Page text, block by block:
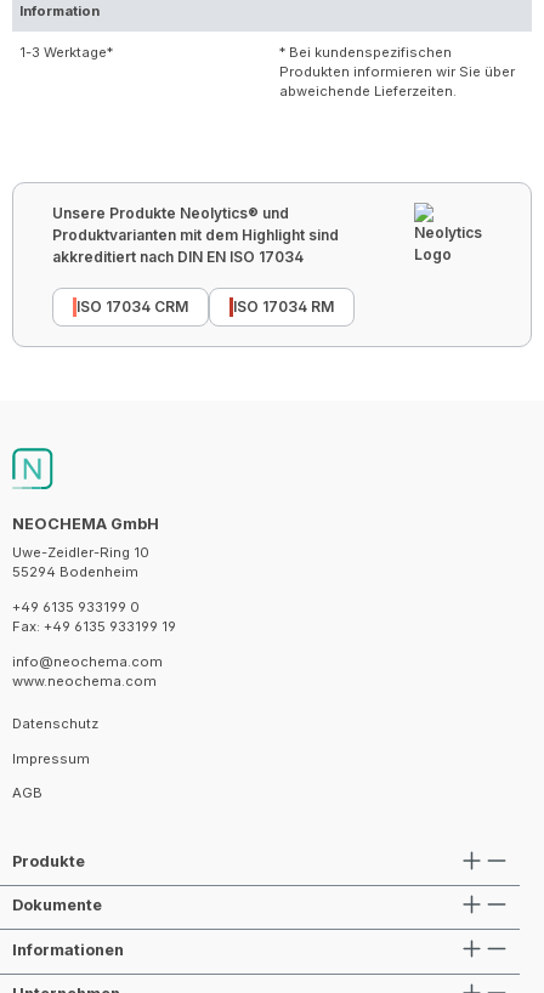
Information
1-3 Werktage*
* Bei kundenspezifischen
Produkten informieren wir Sie über
abweichende Lieferzeiten.
Unsere Produkte Neolytics® und
Produktvarianten mit dem Highlight sind
akkreditiert nach DIN EN ISO 17034
ISO 17034 CRM ISO 17034 RM
NEOCHEMA GmbH
Uwe-Zeidler-Ring 10
55294 Bodenheim
+49 6135 933199 0
Fax: +49 6135 933199 19
info@neochema.com
www.neochema.com
Datenschutz
Impressum
AGB
Produkte
Dokumente
Informationen